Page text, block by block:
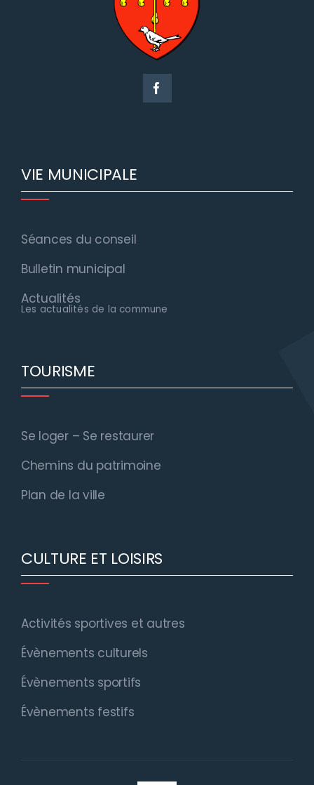
VIE MUNICIPALE
Séances du conseil
Bulletin municipal
Actualités
Les actualités de la commune
TOURISME
Se loger – Se restaurer
Chemins du patrimoine
Plan de la ville
CULTURE ET LOISIRS
Activités sportives et autres
Évènements culturels
Évènements sportifs
Évènements festifs